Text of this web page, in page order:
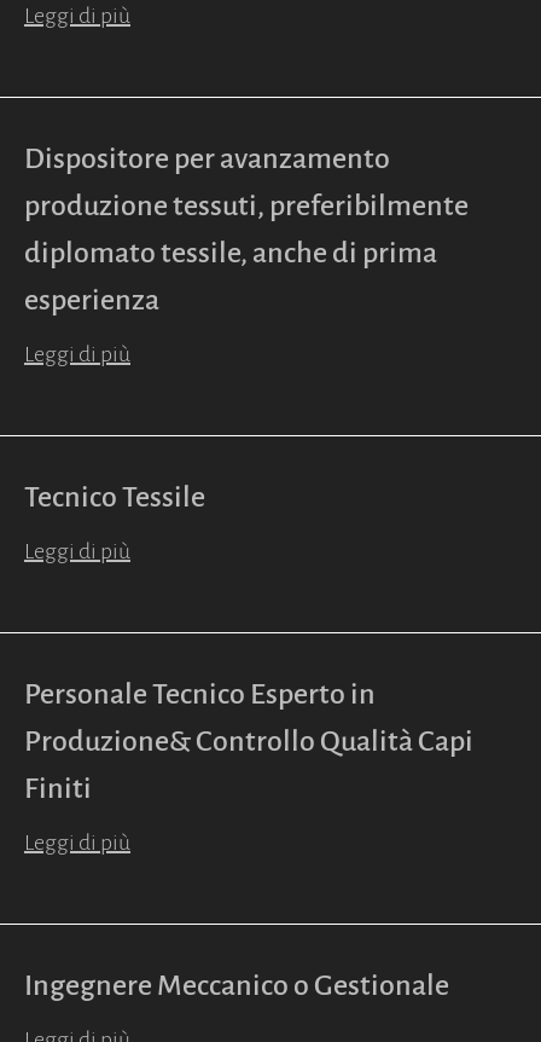
Leggi di più
Dispositore per avanzamento
produzione tessuti, preferibilmente
diplomato tessile, anche di prima
esperienza
Leggi di più
Tecnico Tessile
Leggi di più
Personale Tecnico Esperto in
Produzione& Controllo Qualità Capi
Finiti
Leggi di più
Ingegnere Meccanico o Gestionale